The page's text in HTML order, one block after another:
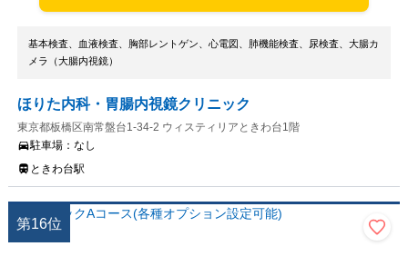
基本検査、血液検査、胸部レントゲン、心電図、肺機能検査、尿検査、大腸カ
メラ（大腸内視鏡）
ほりた内科・胃腸内視鏡クリニック
東京都板橋区南常盤台1-34-2 ウィスティリアときわ台1階
駐車場： なし
ときわ台駅
第16位